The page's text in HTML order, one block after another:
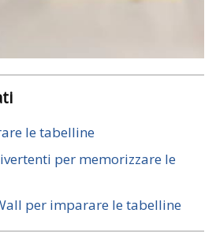
le tabelline
per memorizzare le
per imparare le tabelline